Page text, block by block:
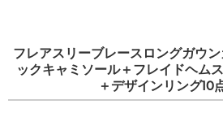
フレアスリーブレースロングガウ
ックキャミソール＋フレイドヘム
＋デザインリング10